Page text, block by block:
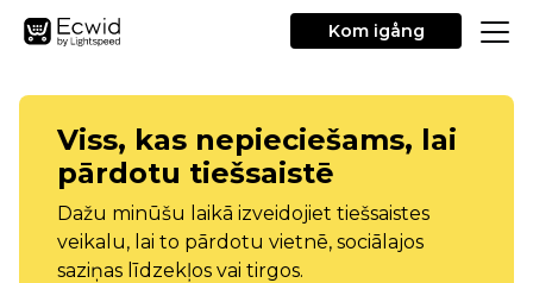
Kom igång
Viss, kas nepieciešams, lai
pārdotu tiešsaistē
Dažu minūšu laikā izveidojiet tiešsaistes
veikalu, lai to pārdotu vietnē, sociālajos
saziņas līdzekļos vai tirgos.